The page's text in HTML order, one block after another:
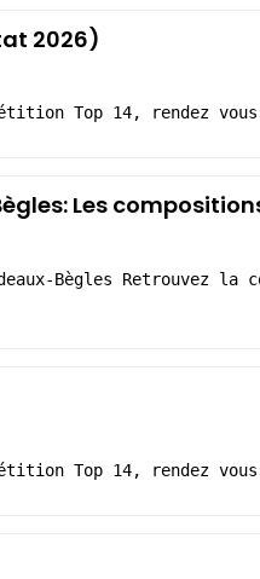
2026)
Top 14, rendez
Les
Bègles Retrouvez
Top 14, rendez